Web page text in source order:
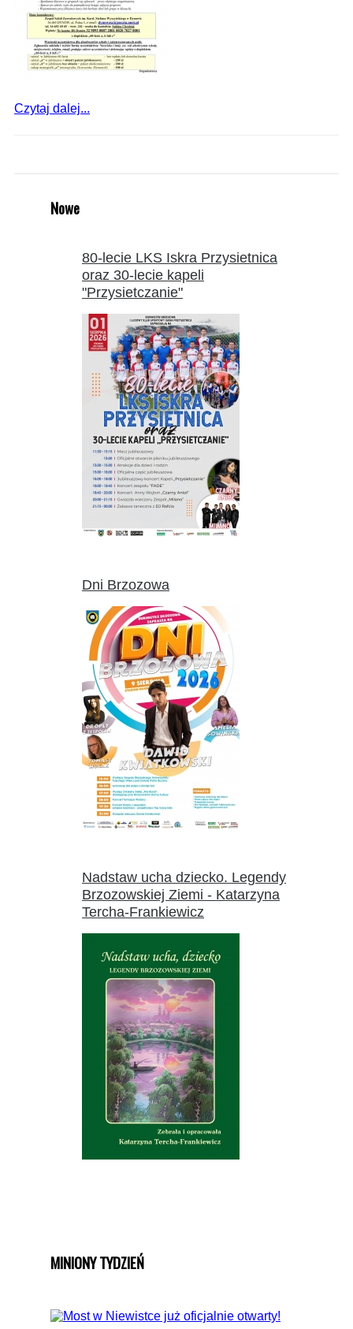
Czytaj dalej...
Nowe
80-lecie LKS Iskra Przysietnica
oraz 30-lecie kapeli
"Przysietczanie"
Dni Brzozowa
Nadstaw ucha dziecko. Legendy
Brzozowskiej Ziemi - Katarzyna
Tercha-Frankiewicz
MINIONY TYDZIEŃ